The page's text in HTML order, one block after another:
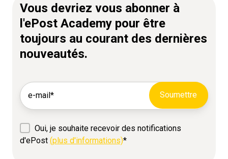
Vous devriez vous abonner à
l'ePost Academy pour être
toujours au courant des dernières
nouveautés.
Oui, je souhaite recevoir des notifications
d'ePost (plus d'informations)*